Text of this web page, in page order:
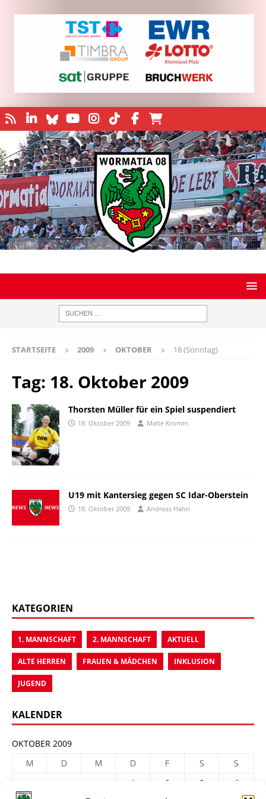
STARTSEITE 2009 OKTOBER 18 (Sonntag)
Tag: 18. Oktober 2009
Thorsten Müller für ein Spiel suspendiert
18. Oktober 2009 Malte Kromm
U19 mit Kantersieg gegen SC Idar-Oberstein
18. Oktober 2009 Andreas Hahn
KATEGORIEN
1. MANNSCHAFT 2. MANNSCHAFT AKTUELL
ALTE HERREN FRAUEN & MÄDCHEN INKLUSION
JUGEND
KALENDER
OKTOBER 2009
M
D M D F S
S
1
2 3
4